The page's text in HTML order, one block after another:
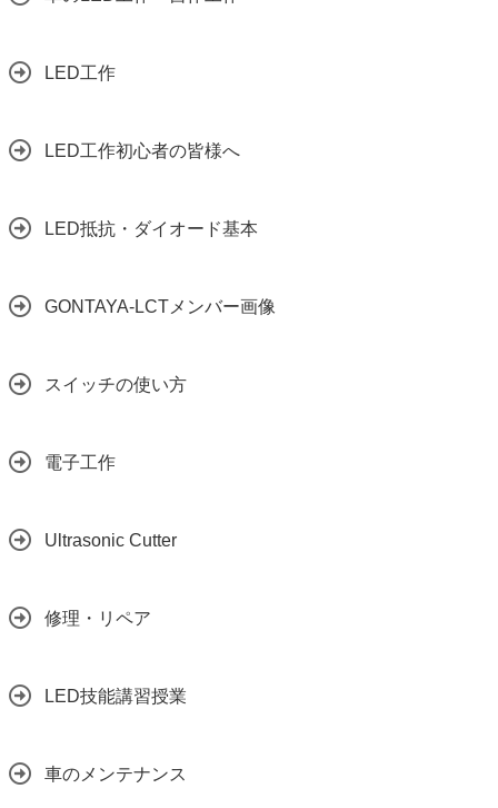
LED工作
LED工作初心者の皆様へ
LED抵抗・ダイオード基本
GONTAYA-LCTメンバー画像
スイッチの使い方
電子工作
Ultrasonic Cutter
修理・リペア
LED技能講習授業
車のメンテナンス